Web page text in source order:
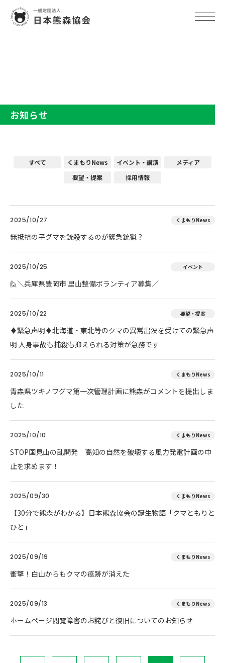
お知らせ
すべて くまもりNews イベント・講演
メディア
要望・提案
採用情報
2025/10/27 くまもりNews
無抵抗の子グマを銃殺するのが緊急銃猟？
2025/10/25 イベント
🙋＼兵庫県豊岡市 里山整備ボランティア募集／
2025/10/22 要望・提案
♦️緊急声明♦️北海道・東北等のクマの異常出没を受けての緊急声
明 人身事故も捕殺も抑えられる対策が急務です
2025/10/11 くまもりNews
青森県ツキノワグマ第一次管理計画に熊森がコメントを提出しま
した
2025/10/10 くまもりNews
STOP国見山の乱開発 高知の自然を破壊する風力発電計画の中
止を求めます！
2025/09/30 くまもりNews
【30分で熊森がわかる】日本熊森協会の誕生物語「クマともりと
ひと」
2025/09/19 くまもりNews
衝撃！白山からもクマの痕跡が消えた
2025/09/13 くまもりNews
ホームページ閲覧障害のお詫びと復旧についてのお知らせ